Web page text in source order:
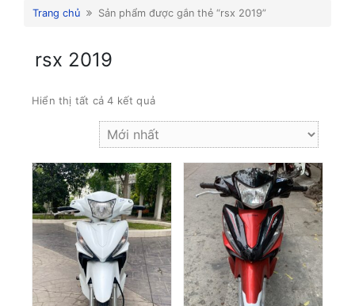
Trang chủ Sản phẩm được gắn thẻ “rsx 2019”
rsx 2019
Hiển thị tất cả 4 kết quả